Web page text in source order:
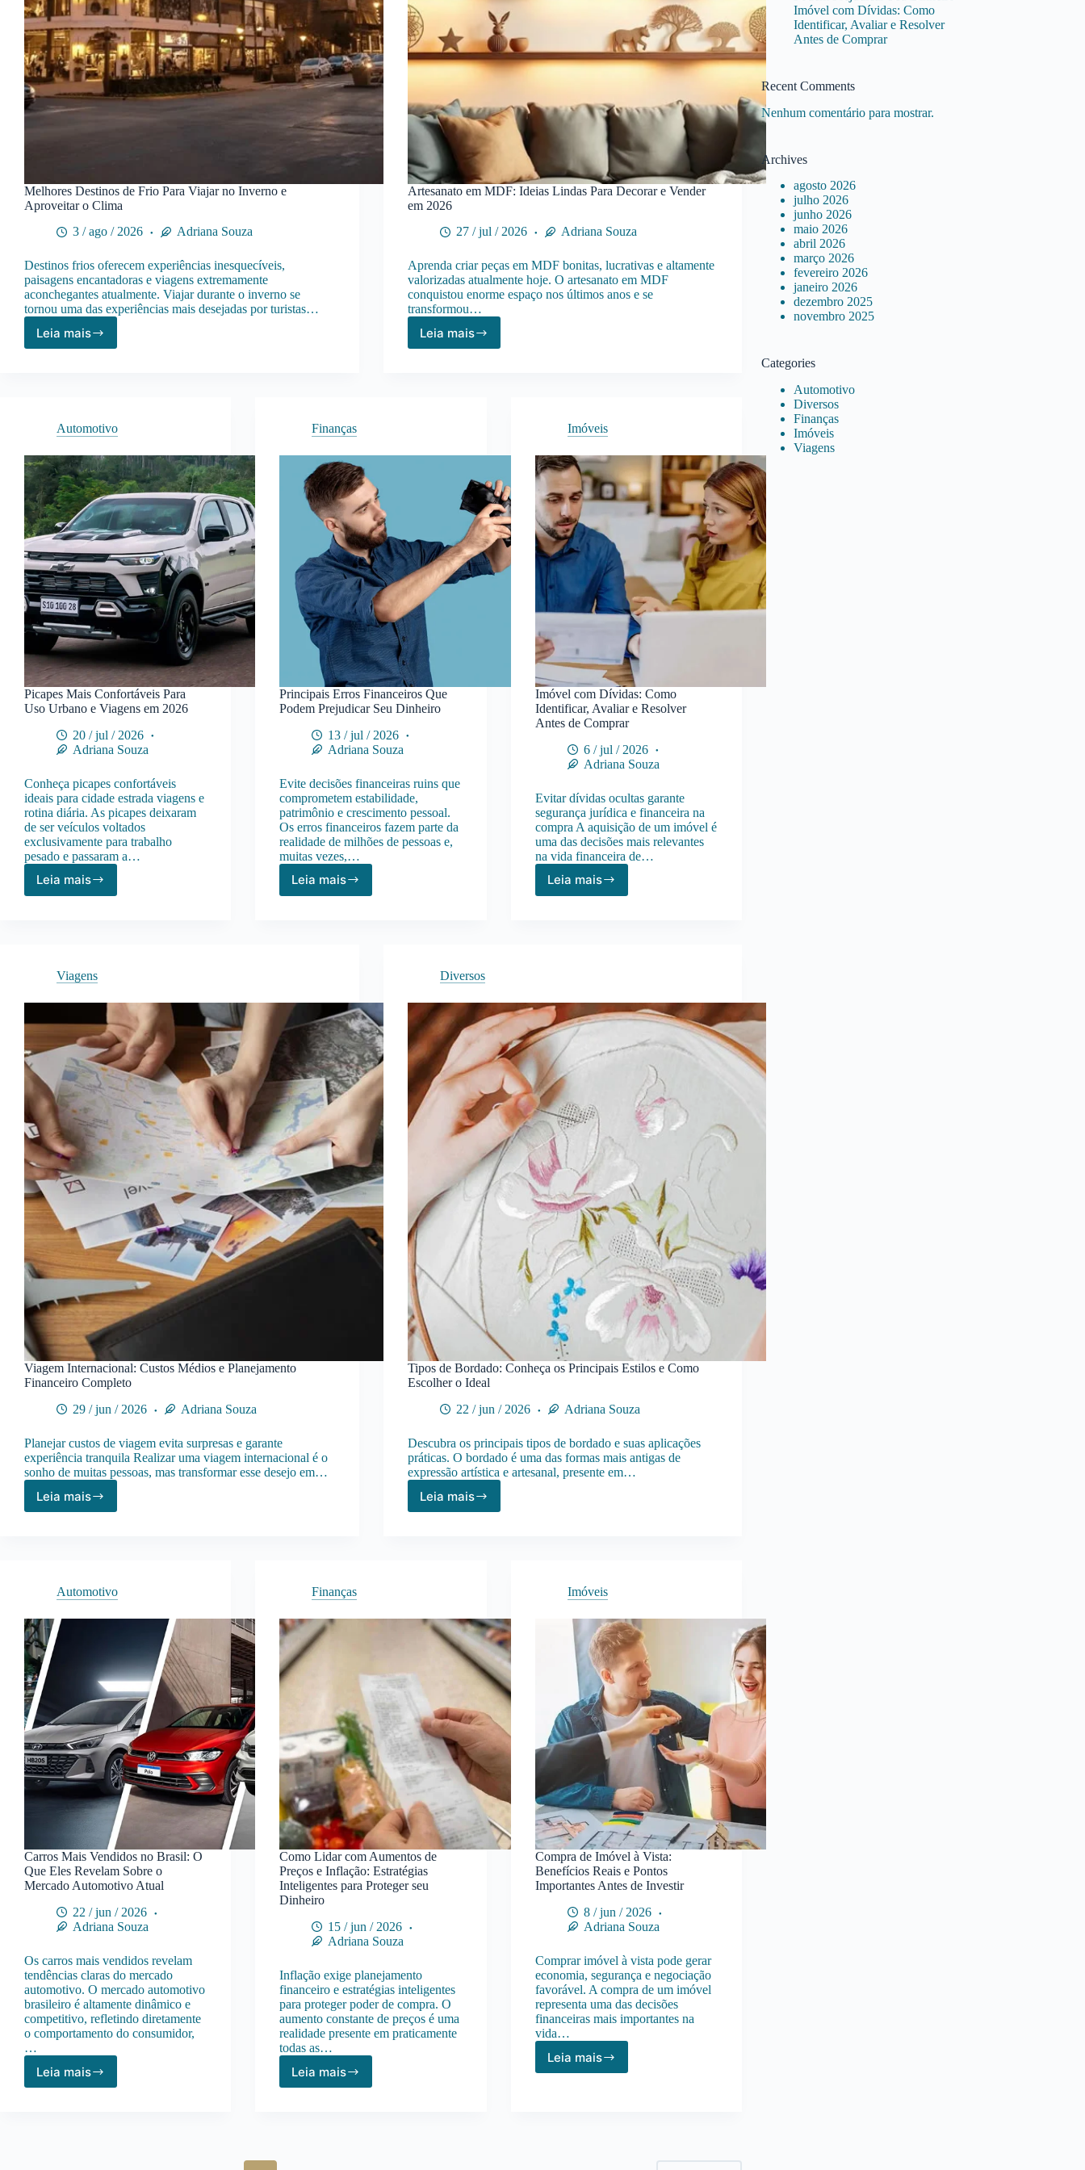
Melhores Destinos de Frio Para Viajar no Inverno e
Aproveitar o Clima
3 / ago / 2026
Adriana Souza
Destinos frios oferecem experiências inesquecíveis,
paisagens encantadoras e viagens extremamente
aconchegantes atualmente. Viajar durante o inverno se
tornou uma das experiências mais desejadas por turistas…
Leia maisMelhores
no
e
Aproveitar
o
Clima
Artesanato em MDF: Ideias Lindas Para Decorar e Vender
em 2026
27 / jul / 2026
Adriana Souza
Aprenda criar peças em MDF bonitas, lucrativas e altamente
valorizadas atualmente hoje. O artesanato em MDF
conquistou enorme espaço nos últimos anos e se
transformou…
Leia maisArtesanato
em
2026
Automotivo
Picapes Mais Confortáveis Para
Uso Urbano e Viagens em 2026
20 / jul / 2026
Adriana Souza
Conheça picapes confortáveis
ideais para cidade estrada viagens e
rotina diária. As picapes deixaram
de ser veículos voltados
exclusivamente para trabalho
pesado e passaram a…
Leia mais
Picapes
Mais
e
2026
Finanças
Principais Erros Financeiros Que
Podem Prejudicar Seu Dinheiro
13 / jul / 2026
Adriana Souza
Evite decisões financeiras ruins que
comprometem estabilidade,
patrimônio e crescimento pessoal.
Os erros financeiros fazem parte da
realidade de milhões de pessoas e,
muitas vezes,…
Leia maisPrincipais
Erros
Imóveis
Imóvel com Dívidas: Como
Identificar, Avaliar e Resolver
Antes de Comprar
6 / jul / 2026
Adriana Souza
Evitar dívidas ocultas garante
segurança jurídica e financeira na
compra A aquisição de um imóvel é
uma das decisões mais relevantes
na vida financeira de…
Leia mais
Imóvel
com
Antes
de
Viagens
Viagem Internacional: Custos Médios e Planejamento
Financeiro Completo
29 / jun / 2026
Adriana Souza
Planejar custos de viagem evita surpresas e garante
experiência tranquila Realizar uma viagem internacional é o
sonho de muitas pessoas, mas transformar esse desejo em…
Leia mais
Viagem
Financeiro
Diversos
Tipos de Bordado: Conheça os Principais Estilos e Como
Escolher o Ideal
22 / jun / 2026
Adriana Souza
Descubra os principais tipos de bordado e suas aplicações
práticas. O bordado é uma das formas mais antigas de
expressão artística e artesanal, presente em…
Leia mais
Tipos
Como
Escolher
o
Ideal
Automotivo
Carros Mais Vendidos no Brasil: O
Que Eles Revelam Sobre o
Mercado Automotivo Atual
22 / jun / 2026
Adriana Souza
Os carros mais vendidos revelam
tendências claras do mercado
automotivo. O mercado automotivo
brasileiro é altamente dinâmico e
competitivo, refletindo diretamente
o comportamento do consumidor,
…
Leia mais
Carros
Finanças
Como Lidar com Aumentos de
Preços e Inflação: Estratégias
Inteligentes para Proteger seu
Dinheiro
15 / jun / 2026
Adriana Souza
Inflação exige planejamento
financeiro e estratégias inteligentes
para proteger poder de compra. O
aumento constante de preços é uma
realidade presente em praticamente
todas as…
Leia mais
Como
Imóveis
Compra de Imóvel à Vista:
Benefícios Reais e Pontos
Importantes Antes de Investir
8 / jun / 2026
Adriana Souza
Comprar imóvel à vista pode gerar
economia, segurança e negociação
favorável. A compra de um imóvel
representa uma das decisões
financeiras mais importantes na
vida…
Leia mais
Compra
Imóvel com Dívidas: Como
Identificar, Avaliar e Resolver
Antes de Comprar
Recent Comments
Nenhum comentário para mostrar.
Archives
agosto 2026
julho 2026
junho 2026
maio 2026
abril 2026
março 2026
fevereiro 2026
janeiro 2026
dezembro 2025
novembro 2025
Categories
Automotivo
Diversos
Finanças
Imóveis
Viagens